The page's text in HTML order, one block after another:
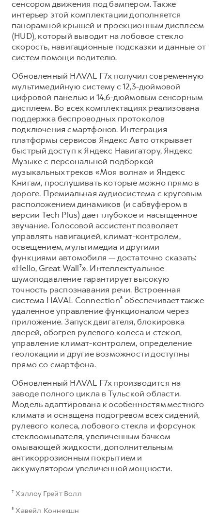
сенсором движения под бампером. Также
интерьер этой комплектации дополняется
панорамной крышей и проекционным дисплеем
(HUD), который выводит на лобовое стекло
скорость, навигационные подсказки и данные от
систем помощи водителю.
Обновленный HAVAL F7x получил современную
мультимедийную систему с 12,3-дюймовой
цифровой панелью и 14,6-дюймовым сенсорным
дисплеем. Во всех комплектациях реализована
поддержка беспроводных протоколов
подключения смартфонов. Интеграция
платформы сервисов Яндекс Авто открывает
быстрый доступ к Яндекс Навигатору, Яндекс
Музыке с персональной подборкой
музыкальных треков «Моя волна» и Яндекс
Книгам, прослушивать которые можно прямо в
дороге. Премиальная аудиосистема с круговым
расположением динамиков (и сабвуфером в
версии Tech Plus) дает глубокое и насыщенное
звучание. Голосовой ассистент позволяет
управлять навигацией, климат-контролем,
освещением, мультимедиа и другими
функциями автомобиля — достаточно сказать:
«Hello, Great Wall⁷». Интеллектуальное
шумоподавление гарантирует высокую
точность распознавания речи. Встроенная
система HAVAL Connection⁸ обеспечивает также
удаленное управление функционалом через
приложение. Запуск двигателя, блокировка
дверей, обогрев рулевого колеса и стекол,
управление климат-контролем, определение
геолокации и другие возможности доступны
прямо со смартфона.
Обновленный HAVAL F7x производится на
заводе полного цикла в Тульской области.
Модель адаптирована к особенностям местного
климата и оснащена подогревом всех сидений,
рулевого колеса, лобового стекла и форсунок
стеклоомывателя, увеличенным бачком
омывающей жидкости, дополнительным
антикоррозионным покрытием и
аккумулятором увеличенной мощности.
⁷ Хэллоу Грейт Волл
⁸ Хавейл Коннекшн